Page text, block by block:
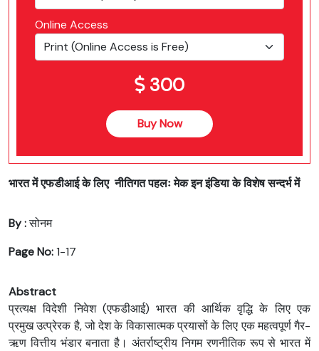
Online Access
300
Buy Now
भारत में एफडीआई के लिए नीतिगत पहलः मेक इन इंडिया के विशेष सन्दर्भ में
By :सोनम
Page No:1-17
Abstract
प्रत्यक्ष विदेशी निवेश (एफडीआई) भारत की आर्थिक वृद्धि के लिए एक
प्रमुख उत्प्रेरक है, जो देश के विकासात्मक प्रयासों के लिए एक महत्वपूर्ण गैर-
ऋण वित्तीय भंडार बनाता है। अंतर्राष्ट्रीय निगम रणनीतिक रूप से भारत में